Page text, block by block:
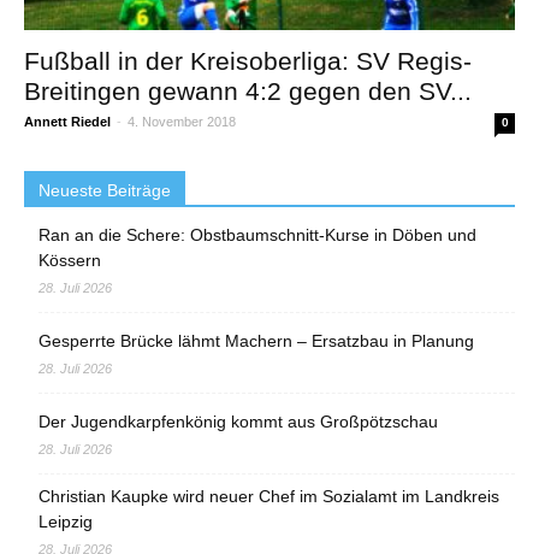
Fußball in der Kreisoberliga: SV Regis-
Breitingen gewann 4:2 gegen den SV...
Annett Riedel - 4. November 2018 0
Neueste Beiträge
Ran an die Schere: Obstbaumschnitt-Kurse in Döben und
Kössern
28. Juli 2026
Gesperrte Brücke lähmt Machern – Ersatzbau in Planung
28. Juli 2026
Der Jugendkarpfenkönig kommt aus Großpötzschau
28. Juli 2026
Christian Kaupke wird neuer Chef im Sozialamt im Landkreis
Leipzig
28. Juli 2026